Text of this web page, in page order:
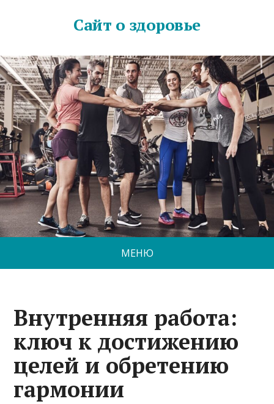
Сайт о здоровье
МЕНЮ
Внутренняя работа:
ключ к достижению
целей и обретению
гармонии